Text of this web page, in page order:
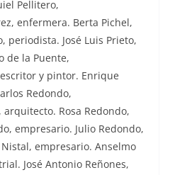
Pellitero,
enfermera. Berta Pichel,
periodista. José Luis Prieto,
de la Puente,
y pintor. Enrique
Redondo,
Rosa Redondo,
empresario. Julio Redondo,
empresario. Anselmo
José Antonio Reñones,